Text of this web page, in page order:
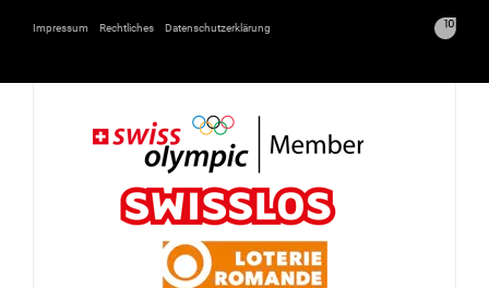
Impressum Rechtliches Datenschutzerklärung